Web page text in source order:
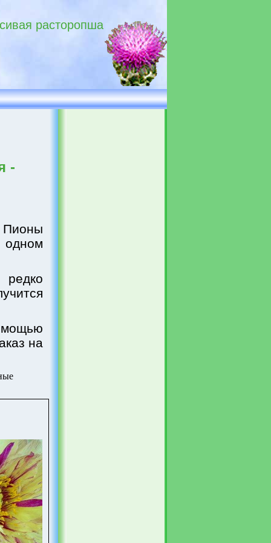
расторопша
-
Пионы
одном
редко
на